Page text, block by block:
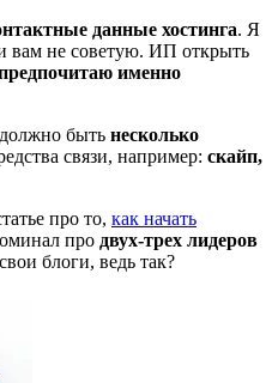
данные хостинга. Я
вам не советую. ИП открыть
именно
быть несколько
связи, например: скайп,
про то, как начать
про двух-трех лидеров
блоги, ведь так?